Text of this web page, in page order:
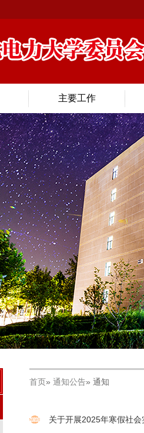
主要工作
首页» 通知公告» 通知
关于开展2025年寒假社